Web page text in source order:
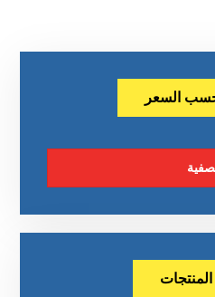
السعر